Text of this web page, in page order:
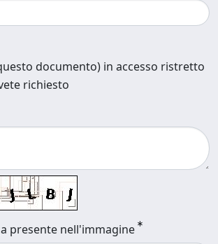
documento) in accesso ristretto
richiesto
presente nell'immagine